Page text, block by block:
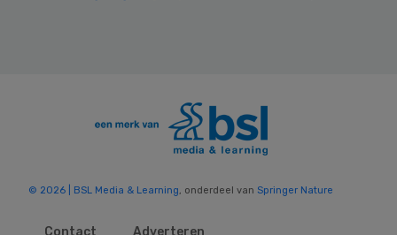
© 2026 | BSL Media & Learning, onderdeel van Springer Nature